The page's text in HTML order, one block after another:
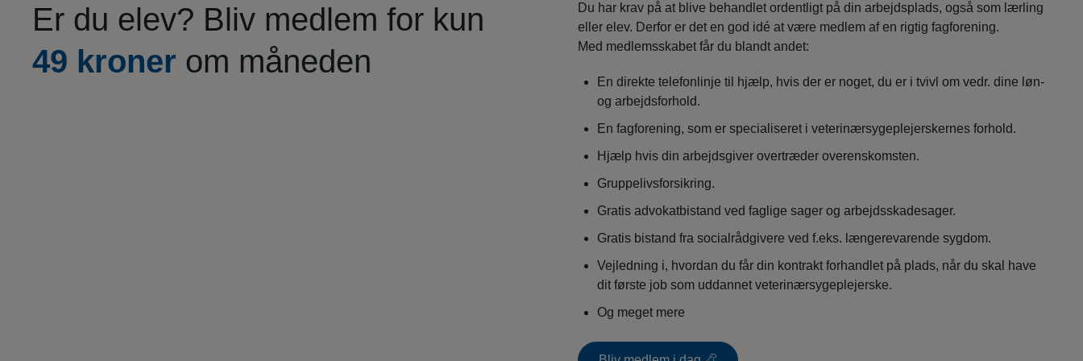
Er du elev? Bliv medlem for kun
49 kroner om måneden
Du har krav på at blive behandlet ordentligt på din arbejdsplads, også som lærling
eller elev. Derfor er det en god idé at være medlem af en rigtig fagforening.
Med medlemsskabet får du blandt andet:
En direkte telefonlinje til hjælp, hvis der er noget, du er i tvivl om vedr. dine løn-
og arbejdsforhold.
En fagforening, som er specialiseret i veterinærsygeplejerskernes forhold.
Hjælp hvis din arbejdsgiver overtræder overenskomsten.
Gruppelivsforsikring.
Gratis advokatbistand ved faglige sager og arbejdsskadesager.
Gratis bistand fra socialrådgivere ved f.eks. længerevarende sygdom.
Vejledning i, hvordan du får din kontrakt forhandlet på plads, når du skal have
dit første job som uddannet veterinærsygeplejerske.
Og meget mere